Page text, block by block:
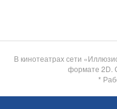
В кинотеатрах сети
формате 2D.
*